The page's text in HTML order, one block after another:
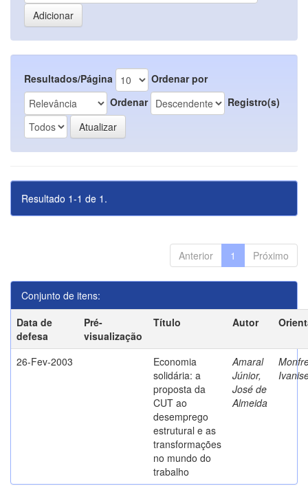
Resultados/Página
Ordenar por
Ordenar
Registro(s)
Resultado 1-1 de 1.
Anterior 1 Próximo
Conjunto de itens:
Data de
defesa
Pré-
visualização
Título Autor
26-Fev-2003
Economia
solidária: a
proposta da
CUT ao
desemprego
estrutural e as
transformações
no mundo do
trabalho
Amaral
Júnior,
José de
Almeida